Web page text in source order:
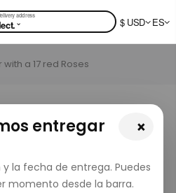
⌄ $ USD ES
×
entregar
la fecha de entrega. Puedes
momento desde la barra.
with a 17 red Roses